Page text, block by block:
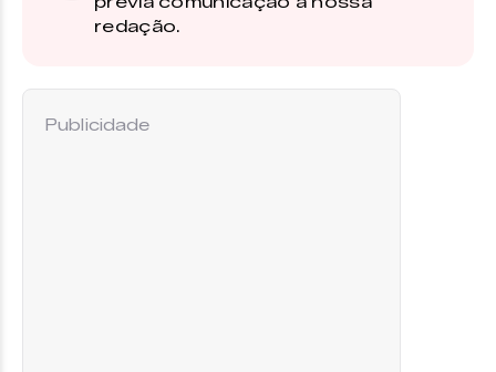
redação.
Publicidade